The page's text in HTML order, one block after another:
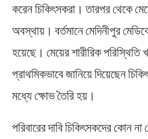
করেন চিকিৎসকরা। তারপর থেকে
অবস্থায়। বর্তমানে মেদিনীপুর
হয়েছে। মেয়ের শারীরিক পরিস্থিতি
প্রাথমিকভাবে জানিয়ে দিয়েছেন
মধ্যে ক্ষোভ তৈরি হয়।
পরিবারের দাবি চিকিৎসকদের কোন